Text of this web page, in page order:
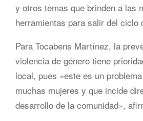
y otros temas que brinden a las
herramientas para salir del ciclo
Para Tocabens Martínez, la
violencia de género tiene
local, pues «este es un
muchas mujeres y que incide
desarrollo de la comunidad»,